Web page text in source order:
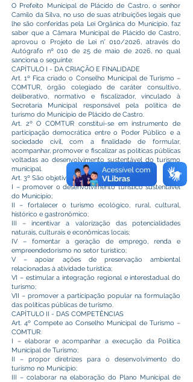
O Prefeito Municipal de Plácido de Castro, o senhor
Camilo da Silva, no uso de suas atribuições legais que
lhe são conferidas pela Lei Orgânica do Município, faz
saber que a Câmara Municipal de Plácido de Castro,
aprovou o Projeto de Lei n° 010/2026, através do
Autógrafo nº 010 de 25 de maio de 2026, no qual
sanciona o seguinte:
CAPÍTULO I - DA CRIAÇÃO E FINALIDADE
Art. 1º Fica criado o Conselho Municipal de Turismo –
COMTUR, órgão colegiado de caráter consultivo,
deliberativo, normativo e fiscalizador, vinculado à
Secretaria Municipal responsável pela política de
turismo do Município de Plácido de Castro.
Art. 2º O COMTUR constitui-se em instrumento de
participação democrática entre o Poder Público e a
sociedade civil, com a finalidade de formular,
acompanhar, promover e fiscalizar as políticas públicas
voltadas ao desenvolvimento sustentável do turismo
municipal.
Art. 3º São objetivos do COMTUR:
I – promover o desenvolvimento turístico sustentável
do Município;
II – fortalecer o turismo ecológico, rural, cultural,
histórico e gastronômico;
III – incentivar a valorização das potencialidades
naturais, culturais e econômicas locais;
IV – fomentar a geração de emprego, renda e
empreendedorismo no setor turístico;
V – apoiar ações de preservação ambiental
relacionadas à atividade turística;
VI – estimular a integração regional e interestadual do
turismo;
VII – promover a participação popular na formulação
das políticas públicas de turismo.
CAPÍTULO II - DAS COMPETÊNCIAS
Art. 4º Compete ao Conselho Municipal de Turismo –
COMTUR:
I – elaborar e acompanhar a execução da Política
Municipal de Turismo;
II – propor diretrizes para o desenvolvimento do
turismo no Município;
III – colaborar na elaboração do Plano Municipal de